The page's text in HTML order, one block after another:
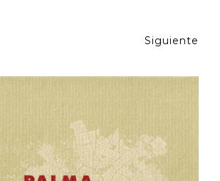
Siguiente